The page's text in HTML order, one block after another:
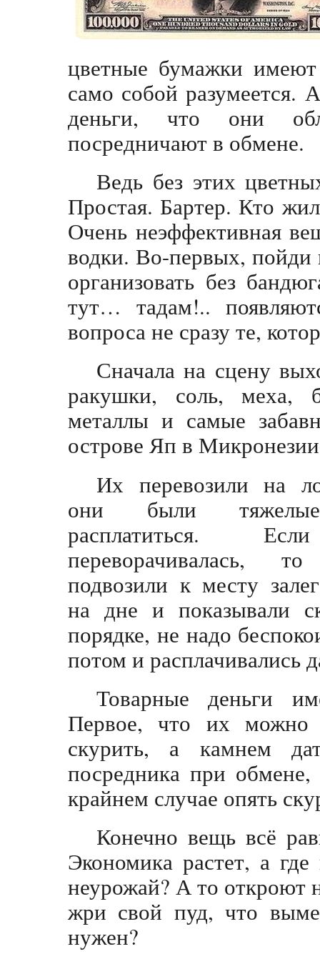
цветные бумажки
само собой
деньги, что они
посредничают в обмене.
Ведь без этих
Простая. Бартер. Кто
Очень неэффективная
водки. Во-первых,
организовать без
тут… тадам!..
вопроса не сразу те,
Сначала на сцену
ракушки, соль, меха,
металлы и самые
острове Яп в
Их перевозили на
они были
расплатиться.
переворачивалась,
подвозили к месту
на дне и показывали
порядке, не надо
потом и расплачивались
Товарные деньги
Первое, что их можно
скурить, а камнем
посредника при
крайнем случае опять
Конечно вещь всё
Экономика растет, а
неурожай? А то откроют
жри свой пуд, что
нужен?